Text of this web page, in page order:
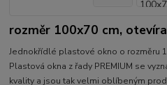
rozměr 100x70 cm,
Jednokřídlé plastové okno o rozměru
Plastová okna z řady PREMIUM se
kvality a jsou tak velmi oblíbeným